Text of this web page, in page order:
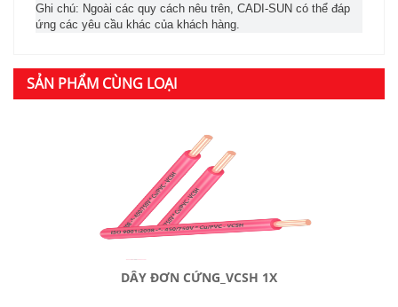
Ghi chú: Ngoài các quy cách nêu trên, CADI-SUN có thể đáp
ứng các yêu cầu khác của khách hàng.
SẢN PHẨM CÙNG LOẠI
DÂY ĐƠN CỨNG_VCSH 1X